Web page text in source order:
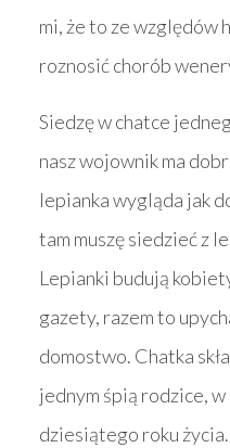
mi, że to ze względów
roznosić chorób
Siedzę w chatce
nasz wojownik ma
lepianka wygląda jak
tam muszę siedzieć z
Lepianki budują
gazety, razem to
domostwo. Chatka
jednym śpią rodzice,
dziesiątego roku